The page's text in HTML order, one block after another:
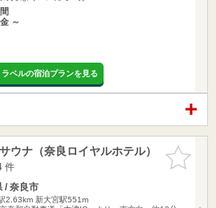
～
ベルの宿泊プランを見る
お気に入
りに追加
ウナ（奈良ロイヤルホテル）
件
/ 奈良市
2.63km 新大宮駅551m